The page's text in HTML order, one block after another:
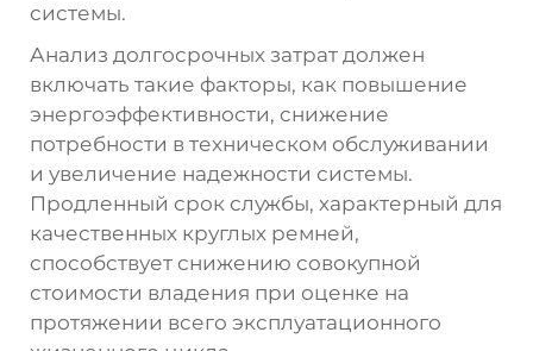
системы.
Анализ долгосрочных затрат должен
включать такие факторы, как повышение
энергоэффективности, снижение
потребности в техническом обслуживании
и увеличение надежности системы.
Продленный срок службы, характерный для
качественных круглых ремней,
способствует снижению совокупной
стоимости владения при оценке на
протяжении всего эксплуатационного